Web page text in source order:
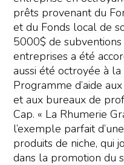
prêts provenant du
et du Fonds local de
5000$ de
entreprises a été
aussi été octroyée à
Programme d’aide
et aux bureaux de
Cap. « La Rhumerie
l’exemple parfait
produits de niche, qui
dans la promotion du